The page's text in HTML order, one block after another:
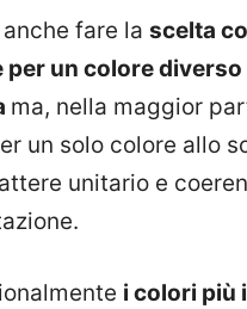
fare la scelta
per un colore diverso
ma, nella maggior
un solo colore allo
unitario e
i colori più